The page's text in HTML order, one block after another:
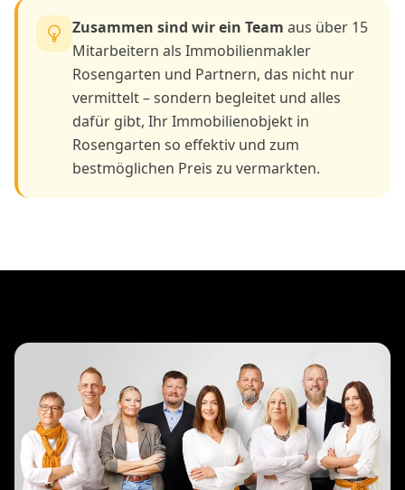
Zusammen sind wir ein Team aus über 15
Mitarbeitern als Immobilienmakler
Rosengarten und Partnern, das nicht nur
vermittelt – sondern begleitet und alles
dafür gibt, Ihr Immobilienobjekt in
Rosengarten so effektiv und zum
bestmöglichen Preis zu vermarkten.